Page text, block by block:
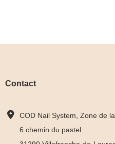
Contact
COD Nail System, Zone de
6 chemin du pastel